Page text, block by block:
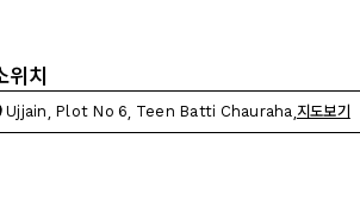
위치
Ujjain, Plot No 6, Teen Batti Chauraha, 지도보기